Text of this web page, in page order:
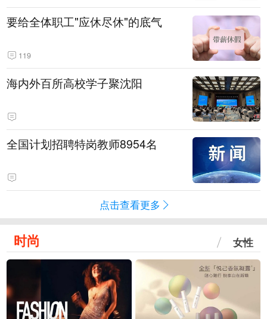
要给全体职工"应休尽休"的底气
119
海内外百所高校学子聚沈阳
全国计划招聘特岗教师8954名
点击查看更多
时尚 女性